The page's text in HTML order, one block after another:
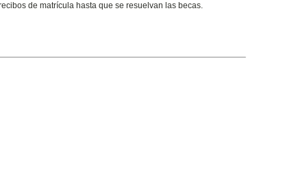
de matrícula hasta que se resuelvan las becas.